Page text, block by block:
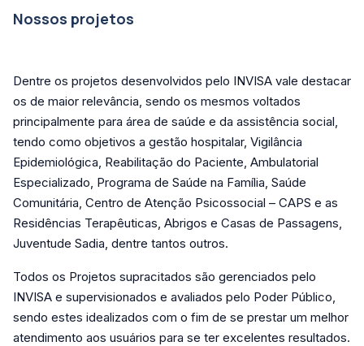
Nossos projetos
Dentre os projetos desenvolvidos pelo INVISA vale destacar
os de maior relevância, sendo os mesmos voltados
principalmente para área de saúde e da assistência social,
tendo como objetivos a gestão hospitalar, Vigilância
Epidemiológica, Reabilitação do Paciente, Ambulatorial
Especializado, Programa de Saúde na Família, Saúde
Comunitária, Centro de Atenção Psicossocial – CAPS e as
Residências Terapêuticas, Abrigos e Casas de Passagens,
Juventude Sadia, dentre tantos outros.
Todos os Projetos supracitados são gerenciados pelo
INVISA e supervisionados e avaliados pelo Poder Público,
sendo estes idealizados com o fim de se prestar um melhor
atendimento aos usuários para se ter excelentes resultados.